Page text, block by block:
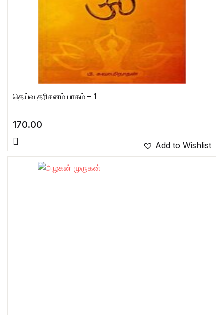
தெய்வ தரிசனம் பாகம் – 1
170.00
Add to Wishlist